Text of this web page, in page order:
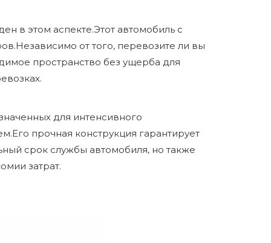
в этом аспекте.Этот автомобиль с
от того, перевозите ли вы
пространство без ущерба для
для интенсивного
прочная конструкция гарантирует
срок службы автомобиля, но также
затрат.